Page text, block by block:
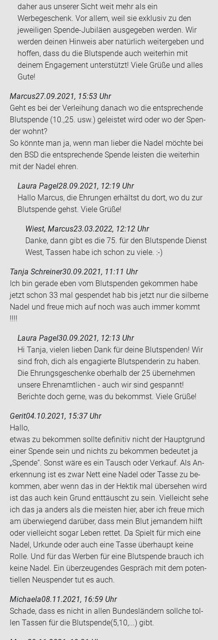
daher aus unserer Sicht weit mehr als ein
Werbegeschenk. Vor allem, weil sie exklusiv zu den
jeweiligen Spende-Jubiläen ausgegeben werden. Wir
werden deinen Hinweis aber natürlich weitergeben und
hoffen, dass du die Blutspende auch weiterhin mit
deinem Engagement unterstützt! Viele Grüße und alles
Gute!
Marcus27.09.2021, 15:53 Uhr
Geht es bei der Ver­lei­hung da­nach wo die ent­spre­chen­de
Blut­spen­de (10.,25. usw.) ge­leis­tet wird oder wo der Spen­
der wohnt?
So könn­te man ja, wenn man lie­ber die Nadel möch­te bei
den BSD die ent­spre­chen­de Spen­de leis­ten die wei­ter­hin
mit der Nadel ehren.
Laura Pagel28.09.2021, 12:19 Uhr
Hallo Marcus, die Ehrungen erhältst du dort, wo du zur
Blutspende gehst. Viele Grüße!
Wiest, Marcus23.03.2022, 12:12 Uhr
Danke, dann gibt es die 75. für den Blut­spen­de Dienst
West, Tas­sen habe ich schon zu viele. :-)
Tanja Schreiner30.09.2021, 11:11 Uhr
Ich bin ge­ra­de eben vom Blut­spen­den ge­kom­men habe
jetzt schon 33 mal ge­spen­det hab bis jetzt nur die sil­ber­ne
Nadel und freue mich auf noch was auch immer kommt
!!!!
Laura Pagel30.09.2021, 12:13 Uhr
Hi Tanja, vielen lieben Dank für deine Blutspenden! Wir
sind froh, dich als engagierte Blutspenderin zu haben.
Die Ehrungsgeschenke oberhalb der 25 übernehmen
unsere Ehrenamtlichen - auch wir sind gespannt!
Berichte doch gerne, was du bekommst. Viele Grüße!
Gerit04.10.2021, 15:37 Uhr
Hallo,
etwas zu be­kom­men soll­te de­fi­ni­tiv nicht der Haupt­grund
einer Spen­de sein und nichts zu be­kom­men be­deu­tet ja
„Spen­de“. Sonst wäre es ein Tausch oder Ver­kauf. Als An­
er­ken­nung ist es zwar Nett eine Nadel oder Tasse zu be­
kom­men, aber wenn das in der Hek­tik mal über­se­hen wird
ist das auch kein Grund ent­täuscht zu sein. Viel­leicht sehe
ich das ja an­ders als die meis­ten hier, aber ich freue mich
am über­wie­gend dar­über, dass mein Blut je­man­dem hilft
oder viel­leicht sogar Leben ret­tet. Da Spielt für mich eine
Nadel, Ur­kun­de oder auch eine Tasse über­haupt keine
Rolle. Und für das Wer­ben für eine Blut­spen­de brauch ich
keine Nadel. Ein über­zeu­gen­des Ge­spräch mit dem po­ten­
ti­el­len Neu­spen­der tut es auch.
Michaela08.11.2021, 16:59 Uhr
Scha­de, dass es nicht in allen Bun­des­län­dern soll­che tol­
len Tas­sen für die Blut­spen­de(5,10,...) gibt.